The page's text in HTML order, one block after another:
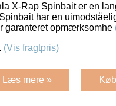
X-Rap Spinbait er en
har en
garanteret opmærksomhe
(Vis fragtpris)
Læs mere »